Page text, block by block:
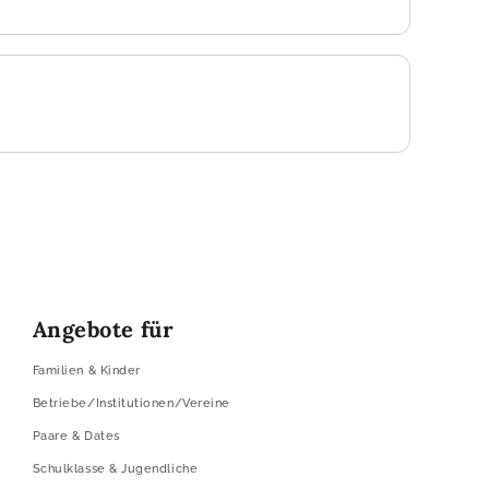
Angebote für
Familien & Kinder
Betriebe/Institutionen/Vereine
Paare & Dates
Schulklasse & Jugendliche